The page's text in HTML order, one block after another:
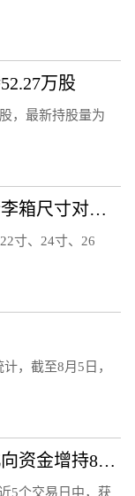
万股
，最新持股量为
行李箱28寸是多少厘米（28寸行李箱尺寸对照表）
寸、24寸、26
，截至8月5日，
宏发股份（600885）：8月9日北向资金增持87.83万股
5个交易日中，获